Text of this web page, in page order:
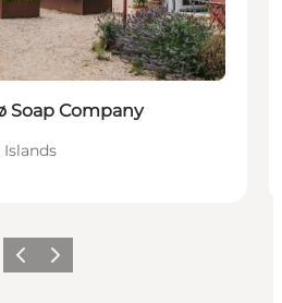
Soap Company
Vorige Volgende